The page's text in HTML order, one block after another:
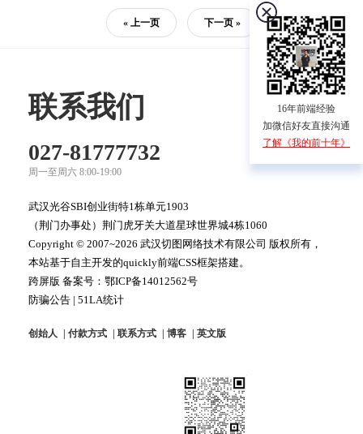
« 上一页 下一页 »
联系我们
027-81777732
周一至周六 8:00-19:00
武汉光谷SBI创业街特1栋单元1903
（荆门办事处）荆门虎牙关大道星球世界城4栋1060
Copyright © 2007~2026 武汉切图网络技术有限公司 版权所有，
本站基于自主开发的quickly前端CSS框架搭建。
跨屏版 备案号： 鄂ICP备14012562号
防骗公告 | 51LA统计
创始人 付款方式 联系方式 博客 英文版
16年前端经验
加微信好友直接沟通
了解《我的前十年》